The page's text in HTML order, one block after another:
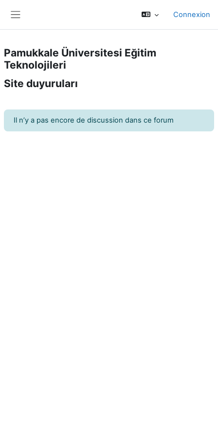
Connexion
Pamukkale Üniversitesi Eğitim
Teknolojileri
Site duyuruları
Il n’y a pas encore de discussion dans ce forum